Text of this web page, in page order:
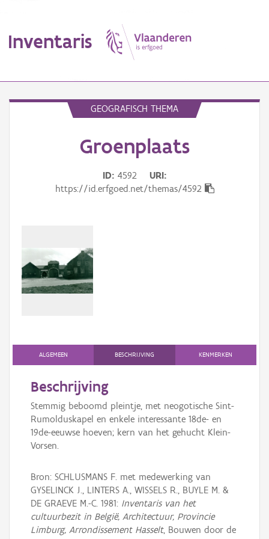
Inventaris
Gebeurtenis
Persoon of collectief
Aanmelden
GEOGRAFISCH THEMA
Groenplaats
ID 4592
URI
https://id.erfgoed.net/themas/4592
ALGEMEEN BESCHRIJVING KENMERKEN
Beschrijving
Stemmig beboomd pleintje, met neogotische Sint-
Rumolduskapel en enkele interessante 18de- en
19de-eeuwse hoeven; kern van het gehucht Klein-
Vorsen.
Bron: SCHLUSMANS F. met medewerking van
GYSELINCK J., LINTERS A., WISSELS R., BUYLE M. &
DE GRAEVE M.-C. 1981: Inventaris van het
cultuurbezit in België, Architectuur, Provincie
Limburg, Arrondissement Hasselt, Bouwen door de